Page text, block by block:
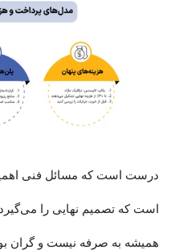
درست است که مسائل فنی اهمیت
است که تصمیم نهایی را
همیشه به صرفه نیست و گران